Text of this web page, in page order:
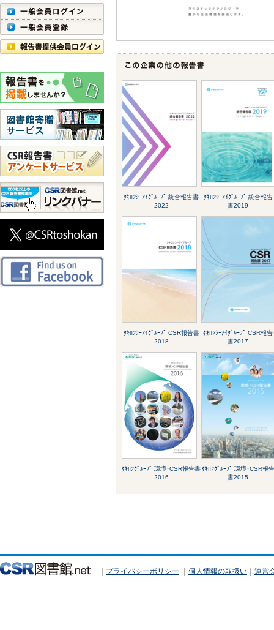
ﾀｷﾛﾝｼｰｱｲｸﾞﾙｰﾌﾟ 統合報告書
2022
ﾀｷﾛﾝｼｰｱｲｸﾞﾙｰﾌﾟ 統合報告
書2019
ﾀｷﾛﾝｼｰｱｲｸﾞﾙｰﾌﾟ CSR報告書
2018
ﾀｷﾛﾝｼｰｱｲｸﾞﾙｰﾌﾟ CSR報告
書2017
ﾀｷﾛﾝｸﾞﾙｰﾌﾟ 環境･CSR報告書
2016
ﾀｷﾛﾝｸﾞﾙｰﾌﾟ 環境･CSR報告
書2015
｜ プライバシーポリシー ｜ 個人情報の取扱い ｜ 運営